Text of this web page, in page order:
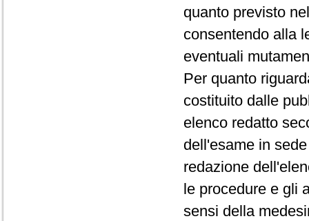
quanto previsto
consentendo alla
eventuali
Per quanto
costituito dalle
elenco redatto
dell'esame in
redazione
le procedure e gli
sensi della